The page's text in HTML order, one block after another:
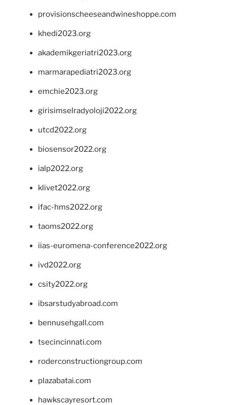
provisionscheeseandwineshoppe.com
khedi2023.org
akademikgeriatri2023.org
marmarapediatri2023.org
emchie2023.org
girisimselradyoloji2022.org
utcd2022.org
biosensor2022.org
ialp2022.org
klivet2022.org
ifac-hms2022.org
taoms2022.org
iias-euromena-conference2022.org
ivd2022.org
csity2022.org
ibsarstudyabroad.com
bennusehgall.com
tsecincinnati.com
roderconstructiongroup.com
plazabatai.com
hawkscayresort.com